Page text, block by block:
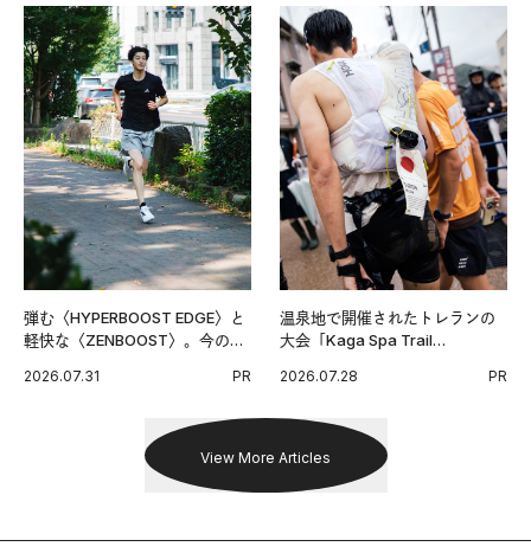
弾む〈HYPERBOOST EDGE〉と
軽快な〈ZENBOOST〉。今の時
出した新機軸。
2026.07.31 PR
温泉地で開催されたトレランの
大会「Kaga Spa Trail
戦を夢見るランナーたちの奮闘
2026.07.28 PR
View More Articles